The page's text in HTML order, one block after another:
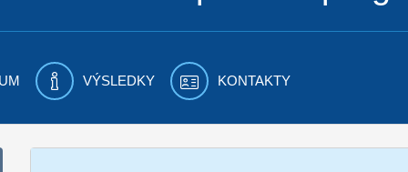
VÝSLEDKY KONTAKTY